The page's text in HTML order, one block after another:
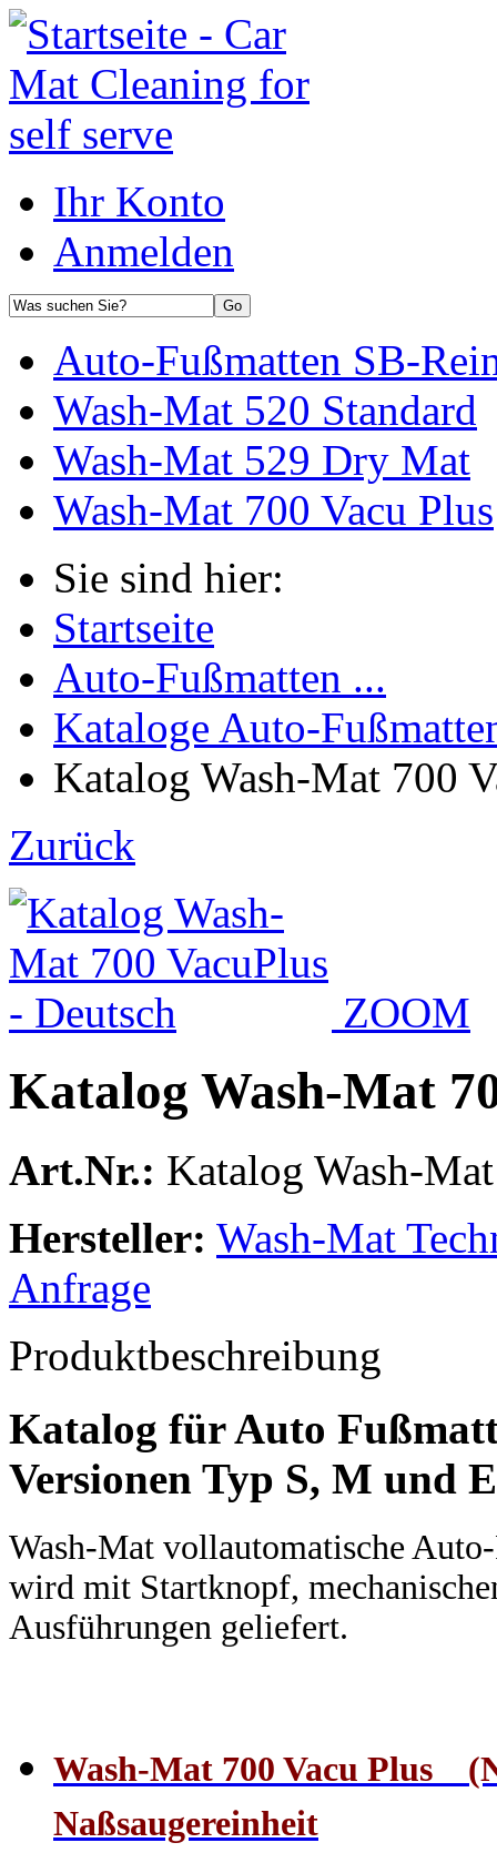
Ihr Konto
Anmelden
Auto-Fußmatten SB-
Wash-Mat 520 Standard
Wash-Mat 529 Dry Mat
Wash-Mat 700 Vacu Plus
Sie sind hier:
Startseite
Auto-Fußmatten ...
Kataloge Auto-
Katalog Wash-Mat 700
Zurück
ZOOM
Katalog Wash-Mat
Art.Nr.: Katalog Wash-
Hersteller: Wash-Mat
Anfrage
Produktbeschreibung
Katalog für Auto
Versionen Typ S, M und
Wash-Mat vollautomatische
wird mit Startknopf,
Ausführungen geliefert.
Wash-Mat 700 Vacu Plus
Naßsaugereinheit